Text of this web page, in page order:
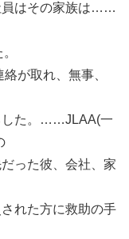
員はその家族は……
が取れ、無事、
した。……JLAA(一
った彼、会社、家
れた方に救助の手